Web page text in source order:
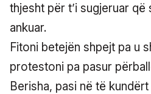
thjesht për t’i sugjeruar që
ankuar.
Fitoni betejën shpejt pa u
protestoni pa pasur
Berisha, pasi në të